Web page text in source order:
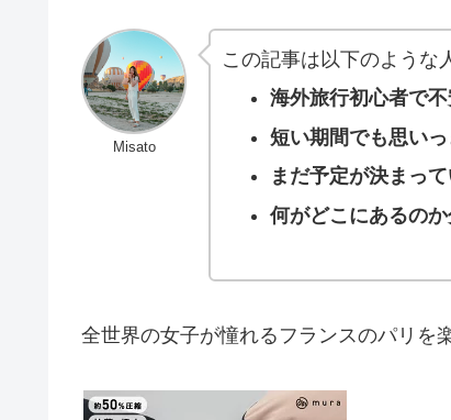
Misato
この記事は以下のような
海外旅行初心者で
短い期間でも思い
まだ予定が決まって
何がどこにあるのか
全世界の女子が憧れるフランスのパリを